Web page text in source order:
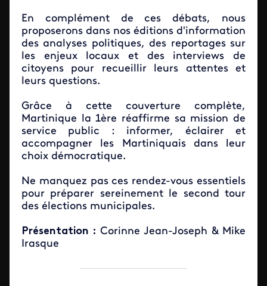
En complément de ces débats, nous
proposerons dans nos éditions d'information
des analyses politiques, des reportages sur
les enjeux locaux et des interviews de
citoyens pour recueillir leurs attentes et
leurs questions.
Grâce à cette couverture complète,
Martinique la 1ère réaffirme sa mission de
service public : informer, éclairer et
accompagner les Martiniquais dans leur
choix démocratique.
Ne manquez pas ces rendez-vous essentiels
pour préparer sereinement le second tour
des élections municipales.
Présentation : Corinne Jean-Joseph & Mike
Irasque